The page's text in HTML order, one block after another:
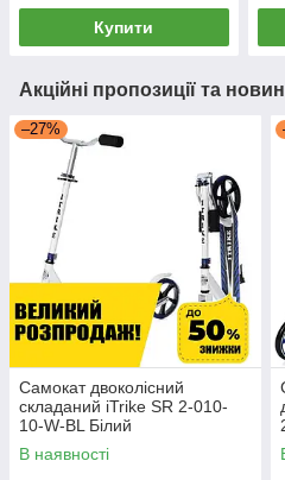
Купити
Акційні пропозиції та
–27%
Самокат двоколісний
складаний iTrike SR 2-010-
10-W-BL Білий
В наявності